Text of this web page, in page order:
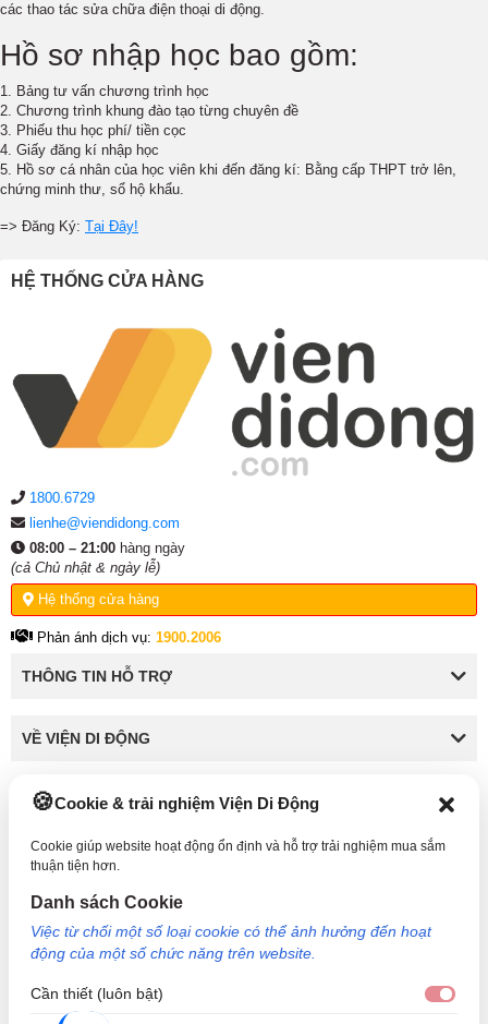
Cookie & trải nghiệm Viện Di Động
Cookie giúp website hoạt động ổn định và hỗ trợ trải nghiệm mua sắm
thuận tiện hơn.
Danh sách Cookie
Việc từ chối một số loại cookie có thể ảnh hưởng đến hoạt
động của một số chức năng trên website.
Cần thiết (luôn bật)
các thao tác sửa chữa điện thoại di động.
Hồ sơ nhập học bao gồm:
1. Bảng tư vấn chương trình học
2. Chương trình khung đào tạo từng chuyên đề
3. Phiếu thu học phí/ tiền cọc
4. Giấy đăng kí nhập học
5. Hồ sơ cá nhân của học viên khi đến đăng kí: Bằng cấp THPT trở lên,
chứng minh thư, sổ hộ khẩu.
=> Đăng Ký: Tại Đây!
HỆ THỐNG CỬA HÀNG
1800.6729
lienhe@viendidong.com
08:00 – 21:00 hàng ngày
(cả Chủ nhật & ngày lễ)
Hệ thống cửa hàng
Phản ánh dịch vụ: 1900.2006
THÔNG TIN HỖ TRỢ
VỀ VIỆN DI ĐỘNG
KẾT NỐI VỚI VIỆN DI ĐỘNG
Định, TP HCM. Mã số doanh nghiệp: 0317265132 - Ngày cấp: 25/04/2022 - Nơi cấp: Sở
kế hoạch và đầu tư TP Hồ Chí Minh. Giám đốc: Nguyễn Ngọc Ngân. Hotline: 1800.6729
(miễn phí) - Email: cskh@viendidong.com - Bản quyền thuộc về Viện Di Động.